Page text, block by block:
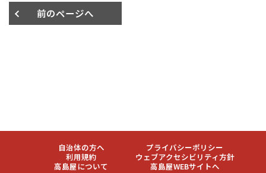
前のページへ
自治体の方へ
プライバシーポリシー
利用規約
ウェブアクセシビリティ方針
高島屋について
高島屋WEBサイトへ